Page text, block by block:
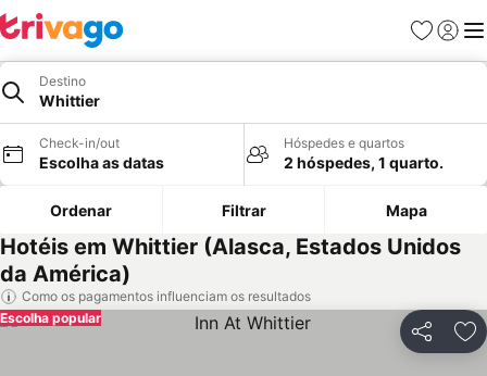
Favoritos
Iniciar
Destino
Whittier
Check-in/out
Escolha as datas
Hóspedes e quartos
2 hóspedes, 1 quarto.
Ordenar Filtrar Mapa
Hotéis em Whittier (Alasca, Estados Unidos
da América)
Como os pagamentos influenciam os resultados
Partilhar
Escolha popular